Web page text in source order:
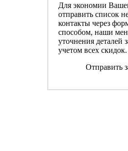
Для экономии
отправить список
контакты через
способом, наши
уточнения деталей
учетом всех скидок.
Отправить